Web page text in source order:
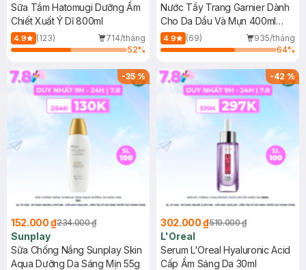
Sữa Tắm Hatomugi Dưỡng Ẩm
Chiết Xuất Ý Dĩ 800ml
4.9 (123)
714/tháng
52%
Nước Tẩy Trang Garnier Dành
Cho Da Dầu Và Mụn 400ml
(Mới)
4.9 (69)
935/tháng
64%
-35%
152.000 ₫234.000 ₫
Sunplay
Sữa Chống Nắng Sunplay Skin
Aqua Dưỡng Da Sáng Mịn 55g
-42%
302.000 ₫519.000 ₫
L'Oreal
Serum L'Oreal Hyaluronic Acid
Cấp Ẩm Sáng Da 30ml